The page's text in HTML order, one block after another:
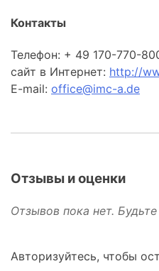
Контакты
Телефон: + 49 170-770-
сайт в Интернет: http://
E-mail: office@imc-a.de
Отзывы и оценки
Отзывов пока нет.
Авторизуйтесь, чтобы